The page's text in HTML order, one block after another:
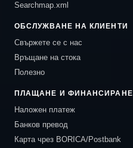
Searchmap.xml
ОБСЛУЖВАНЕ НА КЛИЕНТИ
Свържете се с нас
Връщане на стока
Полезно
ПЛАЩАНЕ И ФИНАНСИРАНЕ
Наложен платеж
Банков превод
Карта чрез BORICA/Postbank